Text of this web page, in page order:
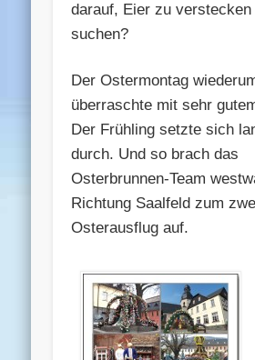
darauf, Eier zu verstecken
suchen?
Der Ostermontag
überraschte mit sehr
Der Frühling setzte sich
durch. Und so brach das
Osterbrunnen-Team
Richtung Saalfeld zum
Osterausflug auf.